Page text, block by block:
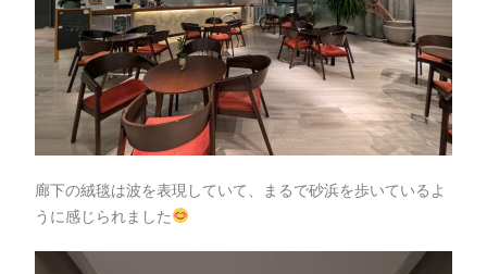
廊下の絨毯は波を表現していて、まるで砂浜を歩いているよ
うに感じられました